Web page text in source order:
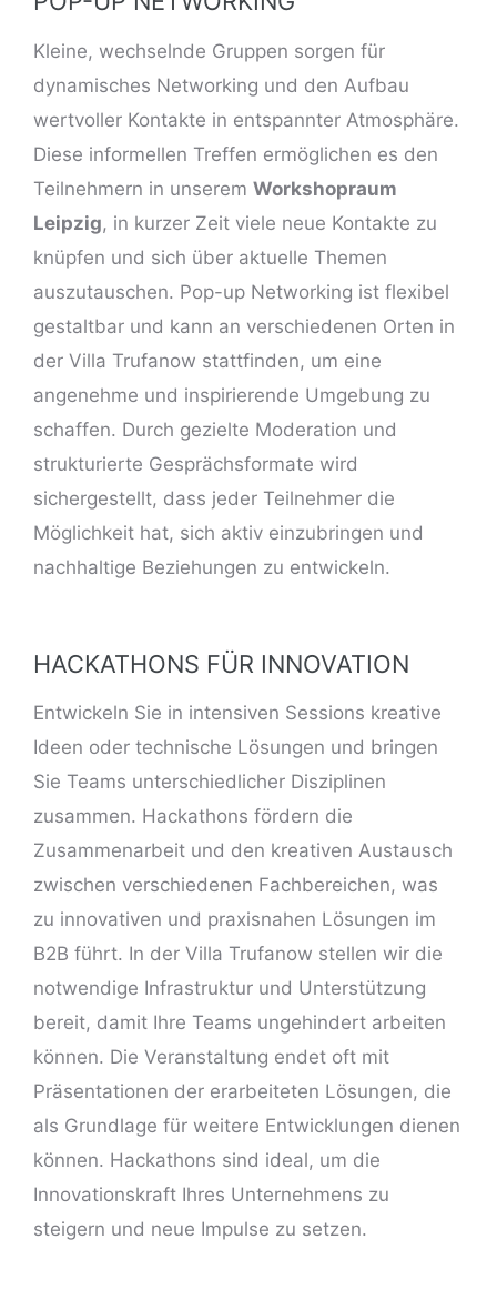
Kleine, wechselnde Gruppen sorgen für
dynamisches Networking und den Aufbau
wertvoller Kontakte in entspannter Atmosphäre.
Diese informellen Treffen ermöglichen es den
Teilnehmern in unserem Workshopraum
Leipzig, in kurzer Zeit viele neue Kontakte zu
knüpfen und sich über aktuelle Themen
auszutauschen. Pop-up Networking ist flexibel
gestaltbar und kann an verschiedenen Orten in
der Villa Trufanow stattfinden, um eine
angenehme und inspirierende Umgebung zu
schaffen. Durch gezielte Moderation und
strukturierte Gesprächsformate wird
sichergestellt, dass jeder Teilnehmer die
Möglichkeit hat, sich aktiv einzubringen und
nachhaltige Beziehungen zu entwickeln.
HACKATHONS FÜR INNOVATION
Entwickeln Sie in intensiven Sessions kreative
Ideen oder technische Lösungen und bringen
Sie Teams unterschiedlicher Disziplinen
zusammen. Hackathons fördern die
Zusammenarbeit und den kreativen Austausch
zwischen verschiedenen Fachbereichen, was
zu innovativen und praxisnahen Lösungen im
B2B führt. In der Villa Trufanow stellen wir die
notwendige Infrastruktur und Unterstützung
bereit, damit Ihre Teams ungehindert arbeiten
können. Die Veranstaltung endet oft mit
Präsentationen der erarbeiteten Lösungen, die
als Grundlage für weitere Entwicklungen dienen
können. Hackathons sind ideal, um die
Innovationskraft Ihres Unternehmens zu
steigern und neue Impulse zu setzen.